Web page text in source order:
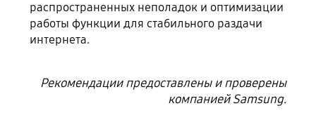
распространенных неполадок и оптимизации
работы функции для стабильного раздачи
интернета.
Рекомендации предоставлены и проверены
компанией Samsung.